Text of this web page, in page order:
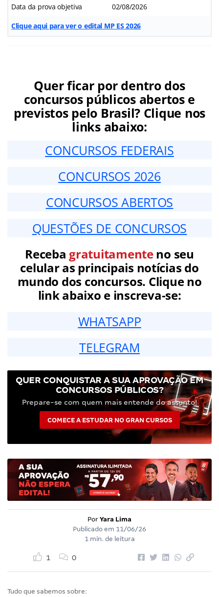
Data da prova objetiva 02/08/2026
Clique aqui para ver o edital MP ES 2026
Quer ficar por dentro dos
concursos públicos abertos e
previstos pelo Brasil? Clique nos
links abaixo:
CONCURSOS FEDERAIS
CONCURSOS 2026
CONCURSOS ABERTOS
QUESTÕES DE CONCURSOS
Receba gratuitamenteno seu
celular as principais notícias do
mundo dos concursos. Clique no
link abaixo e inscreva-se:
WHATSAPP
TELEGRAM
QUER CONQUISTAR A SUA APROVAÇÃO EM
CONCURSOS PÚBLICOS?
Prepare-se com quem mais entende do assunto!
COMECE A ESTUDAR NO GRAN CURSOS
Por Yara Lima
Publicado em 11/06/26
1 min. de leitura
1 0
Tudo que sabemos sobre: